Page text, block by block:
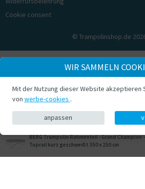
BERG Trampolin Rahmenteil - Grand Champion -
Toprail kurz geschweißt 350 x 250 cm
Cookie consent
© Trampolinshop.de
WIR SAMMELN
Mit der Nutzung dieser Website akzeptieren
von werbe-cookies .
anpassen